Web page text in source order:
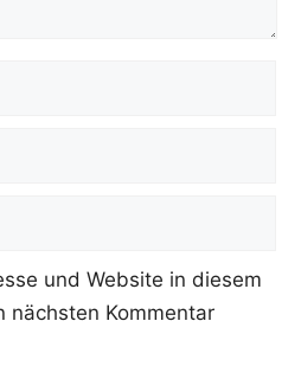
und Website in diesem
nächsten Kommentar